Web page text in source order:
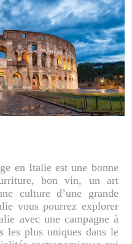
en Italie est une bonne
bon vin, un art
culture d’une grande
vous pourrez explorer
avec une campagne à
les plus uniques dans le